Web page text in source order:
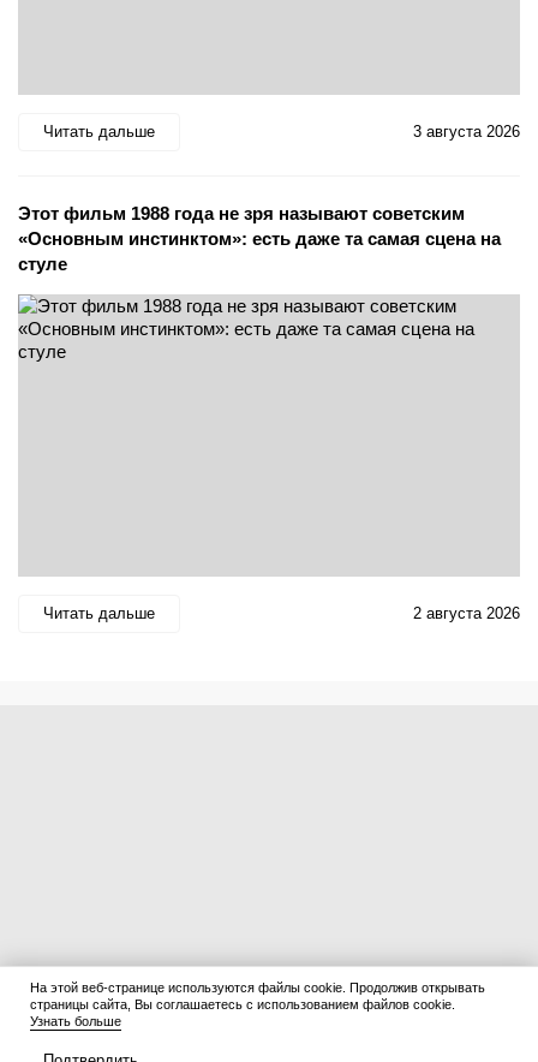
Читать дальше 3 августа 2026
Этот фильм 1988 года не зря называют советским
«Основным инстинктом»: есть даже та самая сцена на
стуле
Читать дальше 2 августа 2026
На этой веб-странице используются файлы cookie. Продолжив открывать
страницы сайта, Вы соглашаетесь с использованием файлов cookie.
Узнать больше